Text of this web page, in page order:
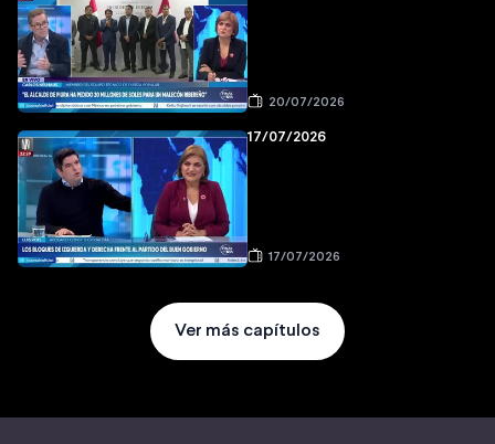
20/07/2026
17/07/2026
17/07/2026
Ver más capítulos